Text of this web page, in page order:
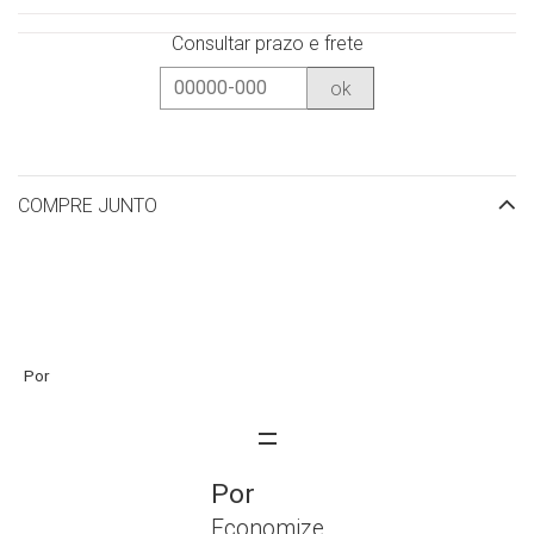
Consultar prazo e frete
ok
COMPRE JUNTO
Economize